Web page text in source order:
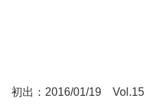
初出：2016/01/19